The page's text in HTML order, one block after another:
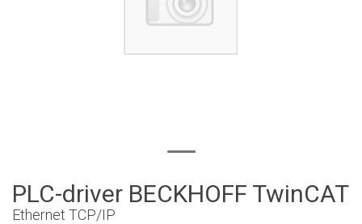
PLC-driver BECKHOFF TwinCAT
Ethernet TCP/IP